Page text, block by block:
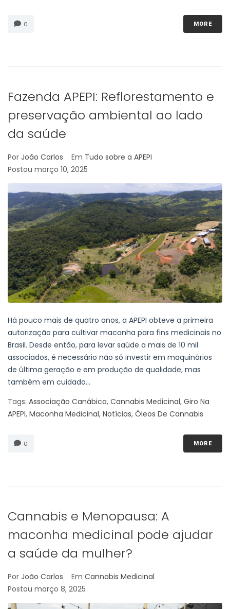
0 MORE
Fazenda APEPI: Reflorestamento e
preservação ambiental ao lado
da saúde
Por João Carlos Em Tudo sobre a APEPI
Postou março 10, 2025
Há pouco mais de quatro anos, a APEPI obteve a primeira
autorização para cultivar maconha para fins medicinais no
Brasil. Desde então, para levar saúde a mais de 10 mil
associados, é necessário não só investir em maquinários
de última geração e em produção de qualidade, mas
também em cuidado...
Tags: Associação Canábica, Cannabis Medicinal, Giro Na
APEPI, Maconha Medicinal, Notícias, Óleos De Cannabis
0 MORE
Cannabis e Menopausa: A
maconha medicinal pode ajudar
a saúde da mulher?
Por João Carlos Em Cannabis Medicinal
Postou março 8, 2025